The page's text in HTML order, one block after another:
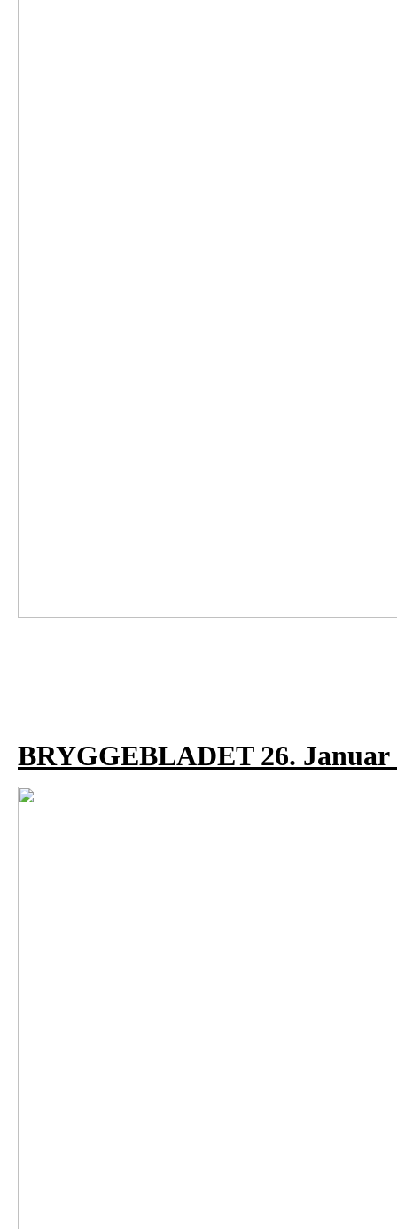
BRYGGEBLADET 26. Januar